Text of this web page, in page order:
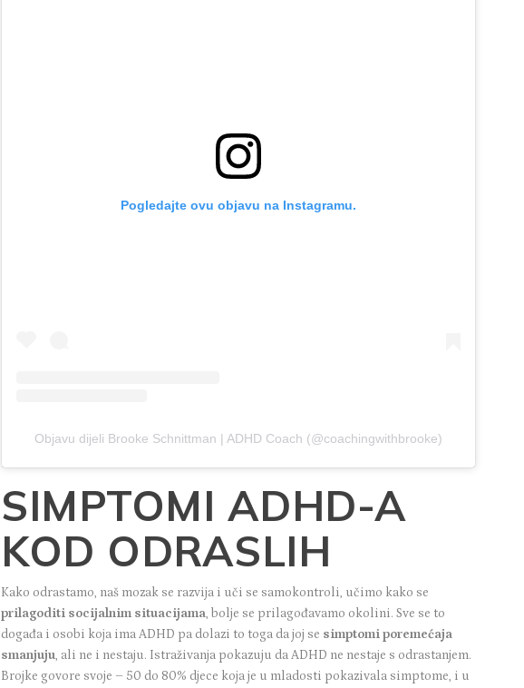
Pogledajte ovu objavu na Instagramu.
Objavu dijeli Brooke Schnittman | ADHD Coach (@coachingwithbrooke)
SIMPTOMI ADHD-A
KOD ODRASLIH
Kako odrastamo, naš mozak se razvija i uči se samokontroli, učimo kako se
prilagoditi socijalnim situacijama, bolje se prilagođavamo okolini. Sve se to
događa i osobi koja ima ADHD pa dolazi to toga da joj se simptomi poremećaja
smanjuju, ali ne i nestaju. Istraživanja pokazuju da ADHD ne nestaje s odrastanjem.
Brojke govore svoje – 50 do 80% djece koja je u mladosti pokazivala simptome, i u